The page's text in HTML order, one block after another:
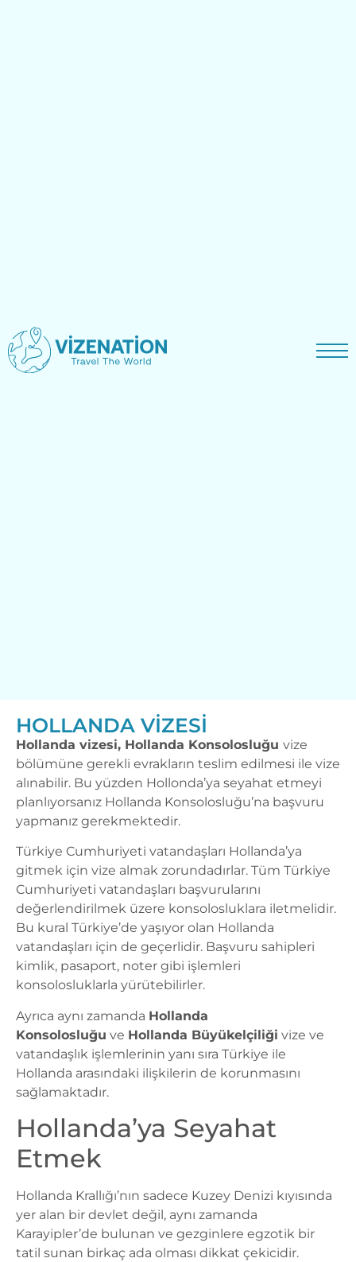
HOLLANDA VIZESI
Hollanda vizesi, Hollanda Konsolosluğu vize
bölümüne gerekli evrakların teslim edilmesi ile vize
alınabilir. Bu yüzden Hollonda’ya seyahat etmeyi
planlıyorsanız Hollanda Konsolosluğu’na başvuru
yapmanız gerekmektedir.
Türkiye Cumhuriyeti vatandaşları Hollanda’ya
gitmek için vize almak zorundadırlar. Tüm Türkiye
Cumhuriyeti vatandaşları başvurularını
değerlendirilmek üzere konsolosluklara iletmelidir.
Bu kural Türkiye’de yaşıyor olan Hollanda
vatandaşları için de geçerlidir. Başvuru sahipleri
kimlik, pasaport, noter gibi işlemleri
konsolosluklarla yürütebilirler.
Ayrıca aynı zamanda Hollanda
Konsolosluğu ve Hollanda Büyükelçiliği vize ve
vatandaşlık işlemlerinin yanı sıra Türkiye ile
Hollanda arasındaki ilişkilerin de korunmasını
sağlamaktadır.
Hollanda’ya Seyahat
Etmek
Hollanda Krallığı’nın sadece Kuzey Denizi kıyısında
yer alan bir devlet değil, aynı zamanda
Karayipler’de bulunan ve gezginlere egzotik bir
tatil sunan birkaç ada olması dikkat çekicidir.